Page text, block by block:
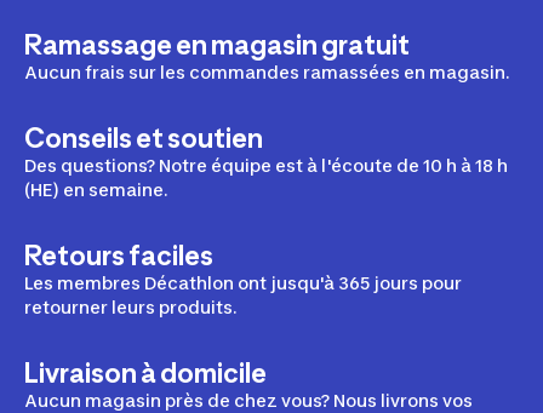
Ramassage en magasin gratuit
Aucun frais sur les commandes ramassées en magasin.
Conseils et soutien
Des questions? Notre équipe est à l'écoute de 10 h à 18 h
(HE) en semaine.
Retours faciles
Les membres Décathlon ont jusqu'à 365 jours pour
retourner leurs produits.
Livraison à domicile
Aucun magasin près de chez vous? Nous livrons vos